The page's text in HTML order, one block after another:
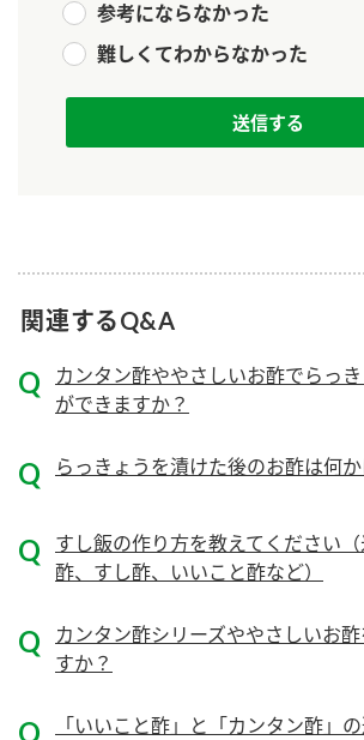
ふりかけ
炊き込みご飯の素 納豆
カンタン酢
お酢ドリンク
ぽん酢
鍋なび
納豆のサイト
PIN印
三ツ判山吹
お酢を知ろう！
すしラボ
ぽん酢サワー
納豆の豆知識
鍋奉行マニュアル
ミツカングループについて
企業理念
ミツカンを知る
各部門が大切にしていること
おいしさと健康への取り組み
お客様相談センター
お客様の声をいかしました
お問い合わせ
地図から取り扱い店舗を探す
ミツカン公式通販
参考にならなかった
難しくてわからなかった
関連するQ&A
カンタン酢ややさしいお酢でらっ
ができますか？
らっきょうを漬けた後のお酢は何
すし飯の作り方を教えてください
酢、すし酢、いいこと酢など）
カンタン酢シリーズややさしいお
すか？
「いいこと酢」と「カンタン酢」